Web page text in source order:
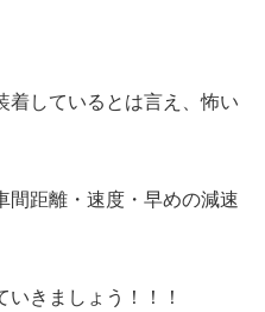
着しているとは言え、怖い
間距離・速度・早めの減速
きましょう！！！